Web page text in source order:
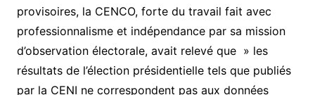
provisoires, la CENCO, forte du travail fait avec
professionnalisme et indépendance par sa mission
d’observation électorale, avait relevé que » les
résultats de l’élection présidentielle tels que publiés
par la CENI ne correspondent pas aux données